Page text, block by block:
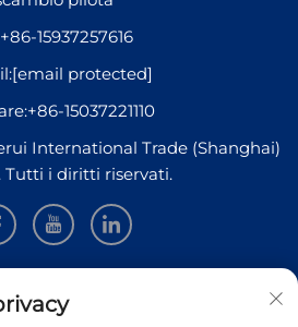
+86-15937257616
[email protected]
+86-15037221110
International Trade (Shanghai)
Tutti i diritti riservati.